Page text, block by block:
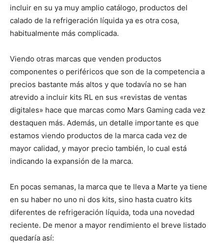
incluir en su ya muy amplio catálogo, productos del
calado de la refrigeración líquida ya es otra cosa,
habitualmente más complicada.
Viendo otras marcas que venden productos
componentes o periféricos que son de la competencia a
precios bastante más altos y que todavía no se han
atrevido a incluir kits RL en sus «revistas de ventas
digitales» hace que marcas como Mars Gaming cada vez
destaquen más. Además, un detalle importante es que
estamos viendo productos de la marca cada vez de
mayor calidad, y mayor precio también, lo cual está
indicando la expansión de la marca.
En pocas semanas, la marca que te lleva a Marte ya tiene
en su haber no uno ni dos kits, sino hasta cuatro kits
diferentes de refrigeración líquida, toda una novedad
reciente. De menor a mayor rendimiento el breve listado
quedaría así: